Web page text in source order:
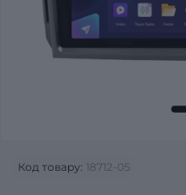
Код товару: 18712-05